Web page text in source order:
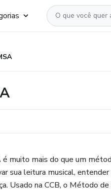
é muito mais do que um
sua leitura musical,
Usado na CCB, o Método